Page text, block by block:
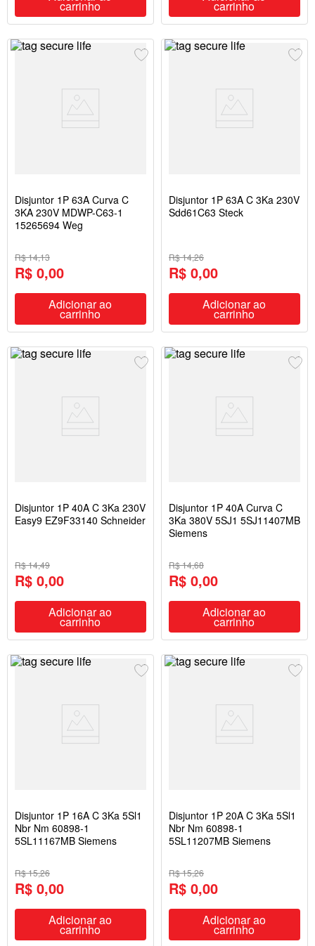
carrinho carrinho
Disjuntor 1P 63A Curva C
3KA 230V MDWP-C63-1
15265694 Weg
R$ 14,13
R$ 0,00
Adicionar ao
carrinho
Disjuntor 1P 63A C 3Ka 230V
Sdd61C63 Steck
R$ 14,26
R$ 0,00
Adicionar ao
carrinho
Disjuntor 1P 40A C 3Ka 230V
Easy9 EZ9F33140 Schneider
R$ 14,49
R$ 0,00
Adicionar ao
carrinho
Disjuntor 1P 40A Curva C
3Ka 380V 5SJ1 5SJ11407MB
Siemens
R$ 14,68
R$ 0,00
Adicionar ao
carrinho
Disjuntor 1P 16A C 3Ka 5Sl1
Nbr Nm 60898-1
5SL11167MB Siemens
R$ 15,26
R$ 0,00
Adicionar ao
carrinho
Disjuntor 1P 20A C 3Ka 5Sl1
Nbr Nm 60898-1
5SL11207MB Siemens
R$ 15,26
R$ 0,00
Adicionar ao
carrinho